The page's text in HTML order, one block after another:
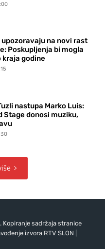
na novi rast
Poskupljenja bi mogla
godine
nastupa Marko Luis:
Stage donosi muziku,
sadržaja stranice
izvora RTV SLON |